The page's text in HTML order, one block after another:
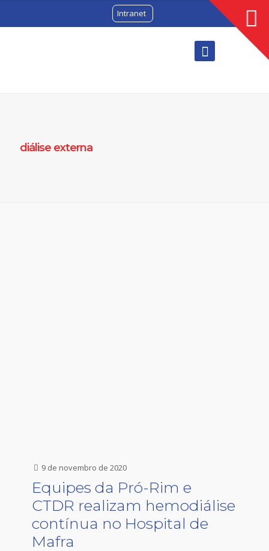
Intranet
diálise externa
9 de novembro de 2020
Equipes da Pró-Rim e
CTDR realizam hemodiálise
contínua no Hospital de
Mafra